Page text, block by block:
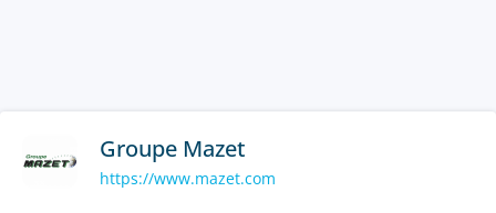
Groupe Mazet
https://www.mazet.com